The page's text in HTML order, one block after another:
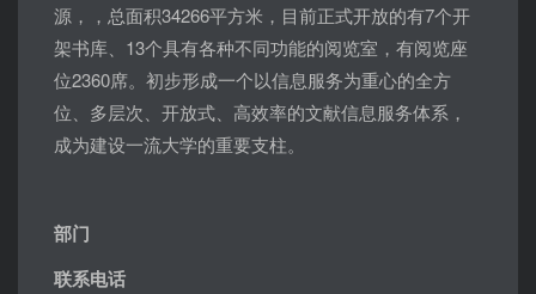
源，，总面积34266平方米，目前正式开放的有7个开
架书库、13个具有各种不同功能的阅览室，有阅览座
位2360席。初步形成一个以信息服务为重心的全方
位、多层次、开放式、高效率的文献信息服务体系，
成为建设一流大学的重要支柱。
部门
联系电话